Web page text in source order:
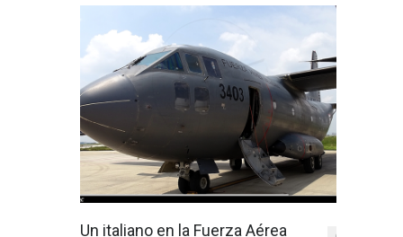
Un italiano en la Fuerza Aérea